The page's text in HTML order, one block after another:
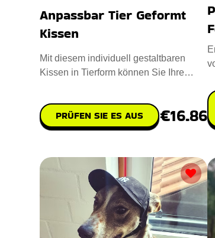
Anpassbar Tier Geformt
Kissen
Mit diesem individuell gestaltbaren
Kissen in Tierform können Sie Ihre
PRÜFEN SIE ES AUS €16.86